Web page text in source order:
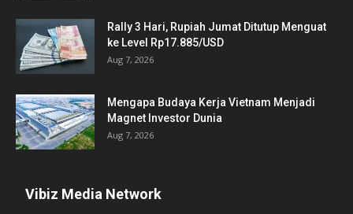
Rally 3 Hari, Rupiah Jumat Ditutup Menguat
ke Level Rp17.885/USD
Aug 7, 2026
Mengapa Budaya Kerja Vietnam Menjadi
Magnet Investor Dunia
Aug 7, 2026
Vibiz Media Network